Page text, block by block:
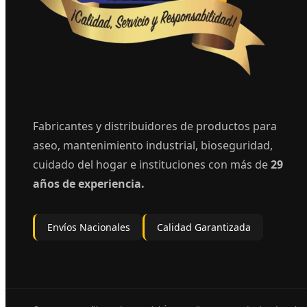
Fabricantes y distribuidores de productos para
aseo, mantenimiento industrial, bioseguridad,
cuidado del hogar e instituciones con más de29
años de experiencia.
Envíos Nacionales Calidad Garantizada